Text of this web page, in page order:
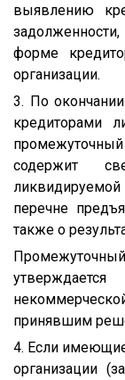
выявлению
форме
организации.
3. По
кредиторами
содержит
перечне
также о
принявшим
4. Если
организации